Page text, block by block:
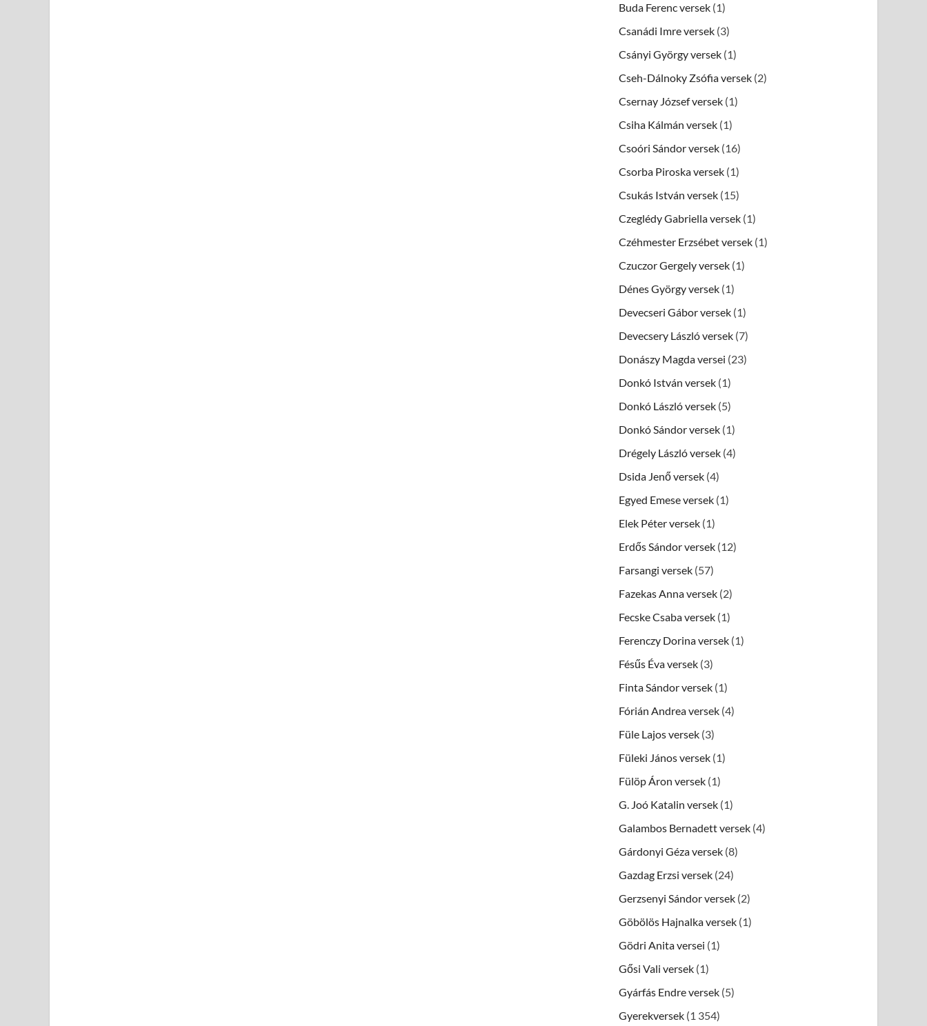
Buda Ferenc versek (1)
Csanádi Imre versek (3)
Csányi György versek (1)
Cseh-Dálnoky Zsófia versek (2)
Csernay József versek (1)
Csiha Kálmán versek (1)
Csoóri Sándor versek (16)
Csorba Piroska versek (1)
Csukás István versek (15)
Czeglédy Gabriella versek (1)
Czéhmester Erzsébet versek (1)
Czuczor Gergely versek (1)
Dénes György versek (1)
Devecseri Gábor versek (1)
Devecsery László versek (7)
Donászy Magda versei (23)
Donkó István versek (1)
Donkó László versek (5)
Donkó Sándor versek (1)
Drégely László versek (4)
Dsida Jenő versek (4)
Egyed Emese versek (1)
Elek Péter versek (1)
Erdős Sándor versek (12)
Farsangi versek (57)
Fazekas Anna versek (2)
Fecske Csaba versek (1)
Ferenczy Dorina versek (1)
Fésűs Éva versek (3)
Finta Sándor versek (1)
Fórián Andrea versek (4)
Füle Lajos versek (3)
Füleki János versek (1)
Fülöp Áron versek (1)
G. Joó Katalin versek (1)
Galambos Bernadett versek (4)
Gárdonyi Géza versek (8)
Gazdag Erzsi versek (24)
Gerzsenyi Sándor versek (2)
Göbölös Hajnalka versek (1)
Gödri Anita versei (1)
Gősi Vali versek (1)
Gyárfás Endre versek (5)
Gyerekversek (1 354)